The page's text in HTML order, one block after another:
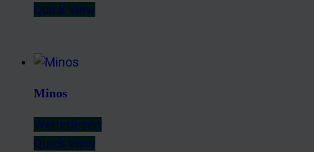
Quick View
Minos
Weiterlesen
Quick View